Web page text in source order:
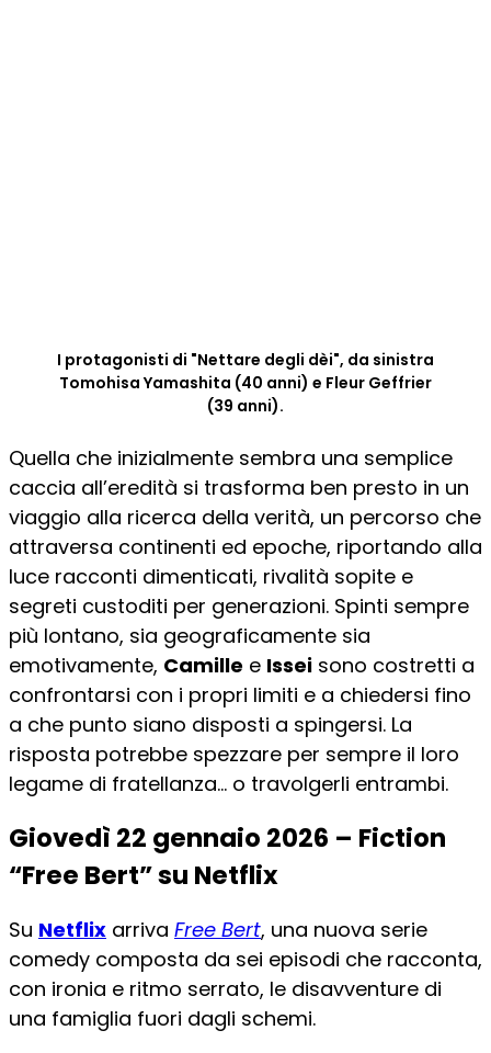
I protagonisti di "Nettare degli dèi", da sinistra
Tomohisa Yamashita (40 anni) e Fleur Geffrier
(39 anni).
Quella che inizialmente sembra una semplice
caccia all’eredità si trasforma ben presto in un
viaggio alla ricerca della verità, un percorso che
attraversa continenti ed epoche, riportando alla
luce racconti dimenticati, rivalità sopite e
segreti custoditi per generazioni. Spinti sempre
più lontano, sia geograficamente sia
emotivamente, Camille e Issei sono costretti a
confrontarsi con i propri limiti e a chiedersi fino
a che punto siano disposti a spingersi. La
risposta potrebbe spezzare per sempre il loro
legame di fratellanza… o travolgerli entrambi.
Giovedì 22 gennaio 2026 – Fiction
“Free Bert” su Netflix
Su Netflix arriva Free Bert, una nuova serie
comedy composta da sei episodi che racconta,
con ironia e ritmo serrato, le disavventure di
una famiglia fuori dagli schemi.